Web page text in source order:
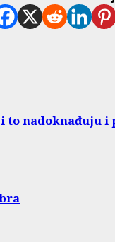
to nadoknađuju i